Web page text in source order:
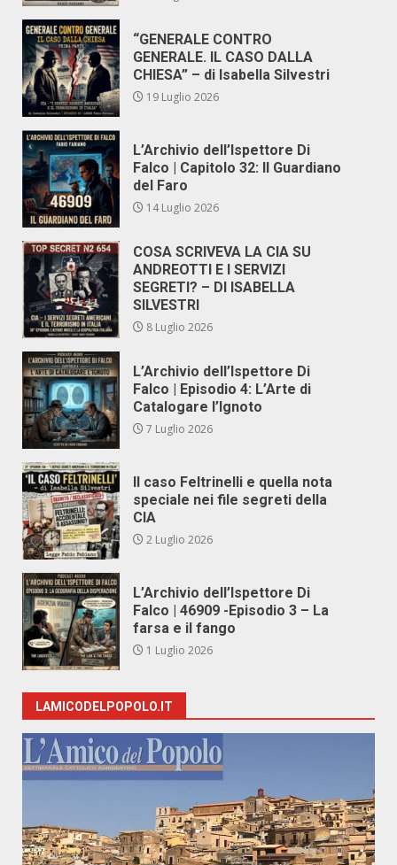
“GENERALE CONTRO
GENERALE. IL CASO DALLA
CHIESA” – di Isabella Silvestri
19 Luglio 2026
L’Archivio dell’Ispettore Di
Falco | Capitolo 32: Il Guardiano
del Faro
14 Luglio 2026
COSA SCRIVEVA LA CIA SU
ANDREOTTI E I SERVIZI
SEGRETI? – DI ISABELLA
SILVESTRI
8 Luglio 2026
L’Archivio dell’Ispettore Di
Falco | Episodio 4: L’Arte di
Catalogare l’Ignoto
7 Luglio 2026
Il caso Feltrinelli e quella nota
speciale nei file segreti della
CIA
2 Luglio 2026
L’Archivio dell’Ispettore Di
Falco | 46909 -Episodio 3 – La
farsa e il fango
1 Luglio 2026
LAMICODELPOPOLO.IT